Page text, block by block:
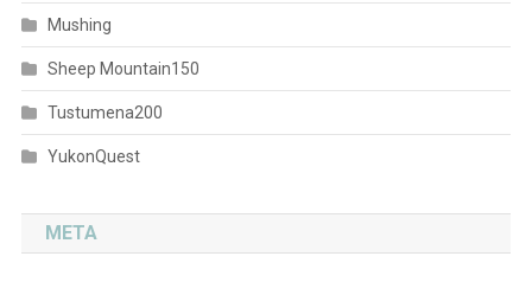
Mushing
Sheep Mountain150
Tustumena200
YukonQuest
META